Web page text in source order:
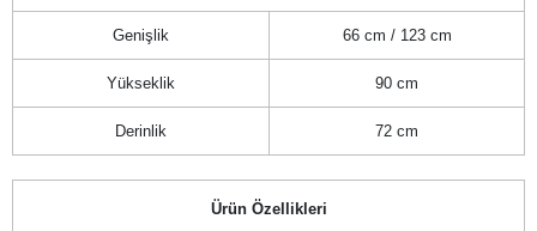
Genişlik 66 cm / 123 cm
Yükseklik 90 cm
Derinlik 72 cm
Ürün Özellikleri